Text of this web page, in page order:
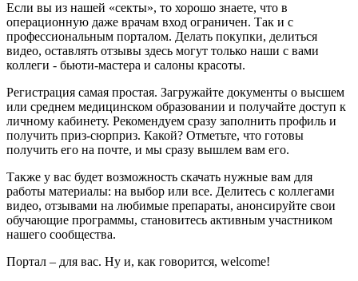
Если вы из нашей «секты», то хорошо знаете, что в
операционную даже врачам вход ограничен. Так и с
профессиональным порталом. Делать покупки, делиться
видео, оставлять отзывы здесь могут только наши с вами
коллеги - бьюти-мастера и салоны красоты.
Регистрация самая простая. Загружайте документы о высшем
или среднем медицинском образовании и получайте доступ к
личному кабинету. Рекомендуем сразу заполнить профиль и
получить приз-сюрприз. Какой? Отметьте, что готовы
получить его на почте, и мы сразу вышлем вам его.
Также у вас будет возможность скачать нужные вам для
работы материалы: на выбор или все. Делитесь с коллегами
видео, отзывами на любимые препараты, анонсируйте свои
обучающие программы, становитесь активным участником
нашего сообщества.
Портал – для вас. Ну и, как говорится, welcome!